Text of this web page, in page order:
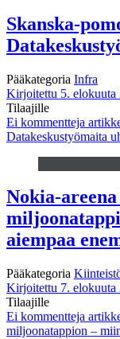
Skanska-
Pääkategoria Infra
Kirjoitettu 5. elokuuta
Tilaajille
Ei kommentteja
Datakeskustyömaita
Nokia-
aiempaa
Pääkategoria
Kirjoitettu 7. elokuuta
Tilaajille
Ei kommentteja
miljoonatappion –